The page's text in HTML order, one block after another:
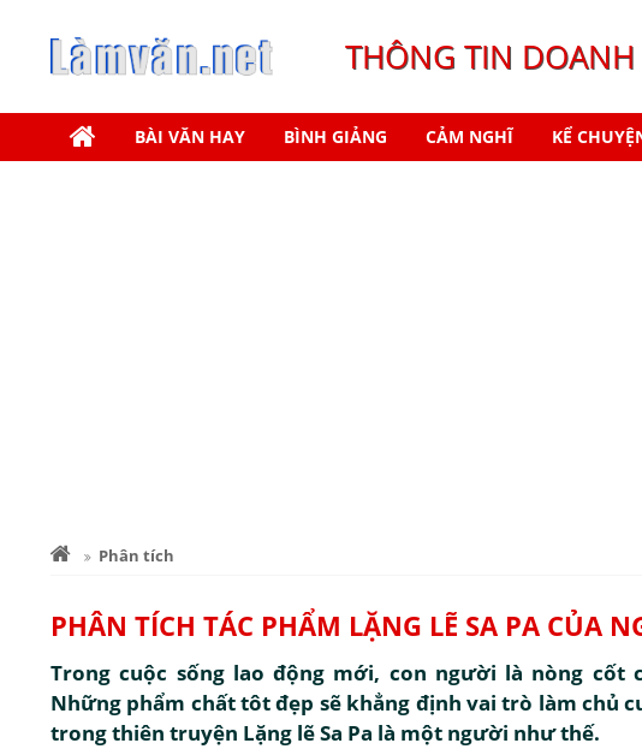
THÔNG TIN
BÀI VĂN HAY BÌNH GIẢNG CẢM NGHĨ KỂ
Phân tích
PHÂN TÍCH TÁC PHẨM LẶNG LẼ SA PA CỦA
Trong cuộc sống lao động mới, con người là nòng cốt
Những phẩm chất tôt đẹp sẽ khẳng định vai trò làm chủ
trong thiên truyện Lặng lẽ Sa Pa là một người như thế.